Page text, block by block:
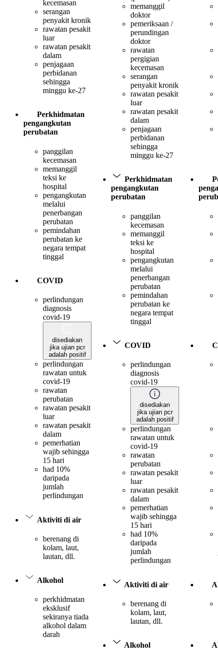
kecemasan
serangan
penyakit kronik
rawatan pesakit
luar
rawatan pesakit
dalam
penjagaan
perbidanan
sehingga
minggu ke-27
Perkhidmatan
pengangkutan
perubatan
panggilan
kecemasan
memanggil
teksi ke
hospital
pengangkutan
melalui
penerbangan
perubatan
pemindahan
perubatan ke
negara tempat
tinggal
COVID
perlindungan
diagnosis
covid-19
disediakan
jika ujian pcr
adalah positif
perlindungan
rawatan untuk
covid-19
rawatan
perubatan
rawatan pesakit
luar
rawatan pesakit
dalam
pemerhatian
wajib sehingga
15 hari
had 10%
daripada
jumlah
perlindungan
Aktiviti di air
berenang di
kolam, laut,
lautan, dll.
Alkohol
perkhidmatan
eksklusif
sekiranya tiada
alkohol dalam
darah
memanggil
doktor
pemeriksaan /
perundingan
doktor
rawatan
pergigian
kecemasan
serangan
penyakit kronik
rawatan pesakit
luar
rawatan pesakit
dalam
penjagaan
perbidanan
sehingga
minggu ke-27
Perkhidmatan
pengangkutan
perubatan
panggilan
kecemasan
memanggil
teksi ke
hospital
pengangkutan
melalui
penerbangan
perubatan
pemindahan
perubatan ke
negara tempat
tinggal
COVID
perlindungan
diagnosis
covid-19
disediakan
jika ujian pcr
adalah positif
perlindungan
rawatan untuk
covid-19
rawatan
perubatan
rawatan pesakit
luar
rawatan pesakit
dalam
pemerhatian
wajib sehingga
15 hari
had 10%
daripada
jumlah
perlindungan
Aktiviti di air
berenang di
kolam, laut,
lautan, dll.
Alkohol